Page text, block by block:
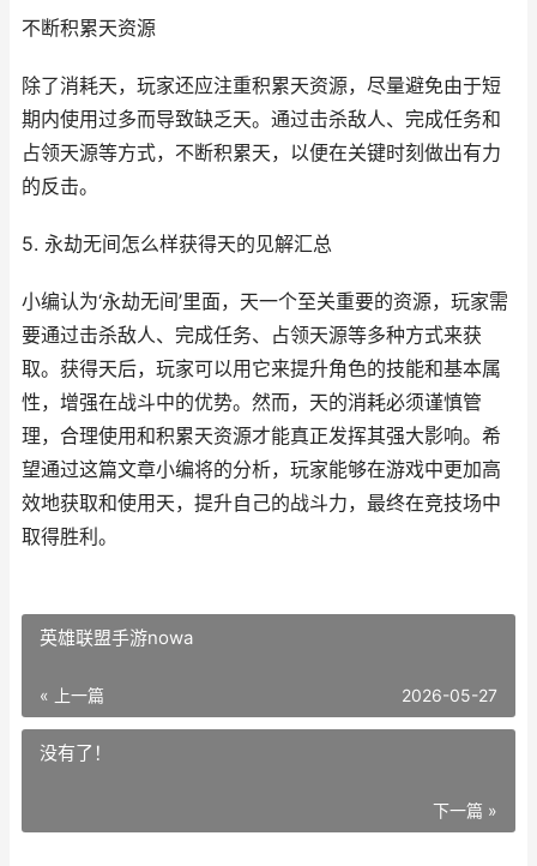
不断积累天资源
除了消耗天，玩家还应注重积累天资源，尽量避免由于短
期内使用过多而导致缺乏天。通过击杀敌人、完成任务和
占领天源等方式，不断积累天，以便在关键时刻做出有力
的反击。
5. 永劫无间怎么样获得天的见解汇总
小编认为‘永劫无间’里面，天一个至关重要的资源，玩家需
要通过击杀敌人、完成任务、占领天源等多种方式来获
取。获得天后，玩家可以用它来提升角色的技能和基本属
性，增强在战斗中的优势。然而，天的消耗必须谨慎管
理，合理使用和积累天资源才能真正发挥其强大影响。希
望通过这篇文章小编将的分析，玩家能够在游戏中更加高
效地获取和使用天，提升自己的战斗力，最终在竞技场中
取得胜利。
英雄联盟手游nowa
« 上一篇 2026-05-27
没有了！
下一篇 »